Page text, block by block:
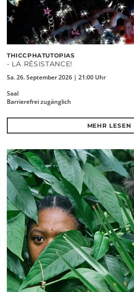
THICCPHATUTOPIAS
- LA RÉSISTANCE!
Sa. 26. September 2026 | 21:00 Uhr
Saal
Barrierefrei zugänglich
MEHR LESEN